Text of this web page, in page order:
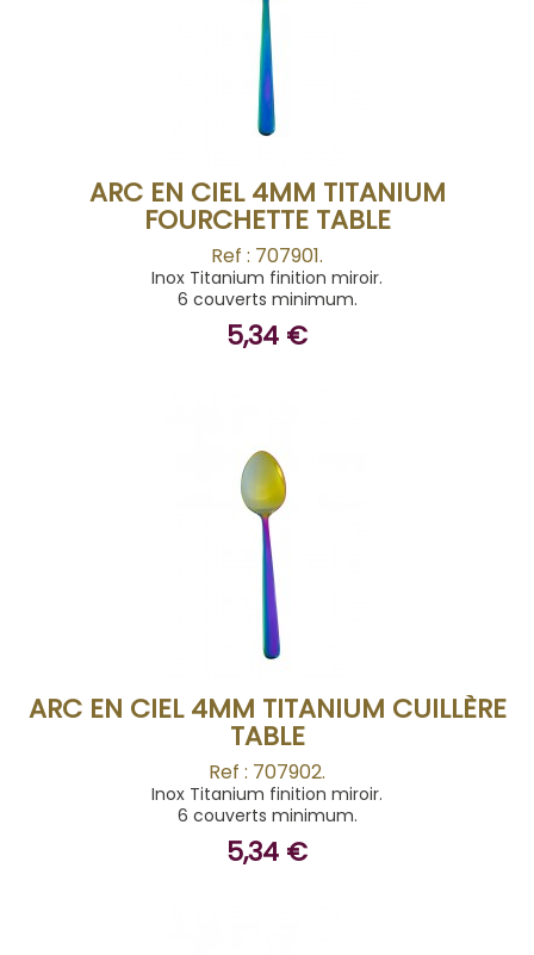
ACHETER
ARC EN CIEL 4MM TITANIUM
FOURCHETTE TABLE
Ref : 707901.
Inox Titanium finition miroir.
6 couverts minimum.
5,34 €
ACHETER
ARC EN CIEL 4MM TITANIUM CUILLÈRE
TABLE
Ref : 707902.
Inox Titanium finition miroir.
6 couverts minimum.
5,34 €